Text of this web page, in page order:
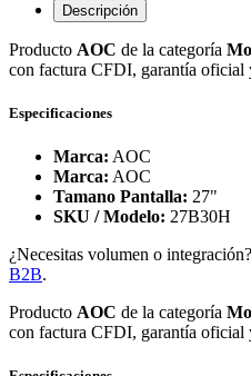
Descripción
Producto AOC de la categoría
con factura CFDI, garantía
Especificaciones
Marca: AOC
Marca: AOC
Tamano Pantalla: 27"
SKU / Modelo: 27B30H
¿Necesitas volumen o
B2B.
Producto AOC de la categoría
con factura CFDI, garantía